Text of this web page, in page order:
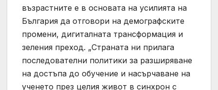
възрастните е в основата на усилията на
България да отговори на демографските
промени, дигиталната трансформация и
зеления преход. „Страната ни прилага
последователни политики за разширяване
на достъпа до обучение и насърчаване на
ученето през целия живот в синхрон с